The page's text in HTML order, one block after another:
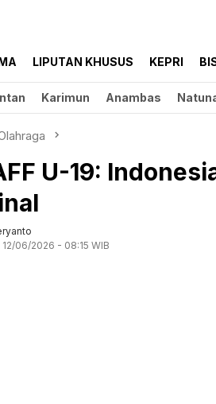
LIPUTAN KHUSUS KEPRI
Karimun Anambas
U-19:
12/06/2026 - 08:15 WIB